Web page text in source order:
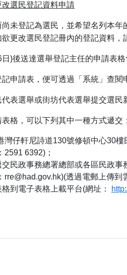
選民登記資料申請
未登記為選民，並希望名列本年
更改選民登記冊內的登記資料，
)後送達選舉登記主任的申請表
申請表，便可透過「系統」查閱
表選舉或街坊代表選舉提交選
格，可以下列其中一種方式遞交：
灣仔軒尼詩道130號修頓中心30樓
2591 6392)；
民政事務總署總部或各區民政事
rre@had.gov.hk)(透過電郵上傳
格到電子表格上載平台(網址：